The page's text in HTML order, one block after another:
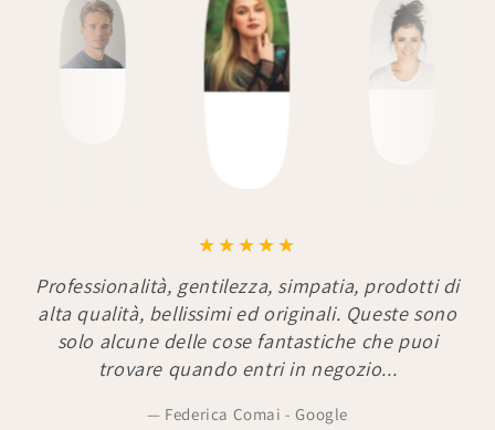
Professionalità, gentilezza, simpatia, prodotti di
alta qualità, bellissimi ed originali. Queste sono
solo alcune delle cose fantastiche che puoi
trovare quando entri in negozio...
Federica Comai - Google